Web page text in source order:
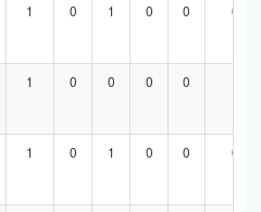
1 0 1 0 0 0
1 0 0 0 0
1 0 1 0 0 0